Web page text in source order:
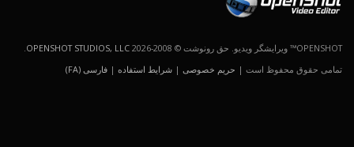
OPENSHOT™ ویرایشگر ویدیو. حق رونوشت © 2008-2026 OPENSHOT STUDIOS, LLC
تمامی حقوق محفوظ است | حریم خصوصی | شرایط استفاده | فارسی (FA)